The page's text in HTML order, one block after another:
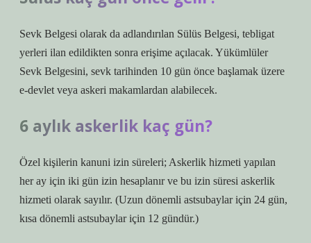
Sevk Belgesi olarak da adlandırılan Sülüs Belgesi, tebligat
yerleri ilan edildikten sonra erişime açılacak. Yükümlüler
Sevk Belgesini, sevk tarihinden 10 gün önce başlamak üzere
e-devlet veya askeri makamlardan alabilecek.
6 aylık askerlik kaç gün?
Özel kişilerin kanuni izin süreleri; Askerlik hizmeti yapılan
her ay için iki gün izin hesaplanır ve bu izin süresi askerlik
hizmeti olarak sayılır. (Uzun dönemli astsubaylar için 24 gün,
kısa dönemli astsubaylar için 12 gündür.)